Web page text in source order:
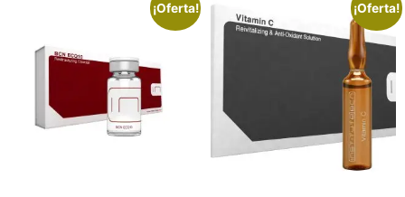
¡Oferta! ¡Oferta!